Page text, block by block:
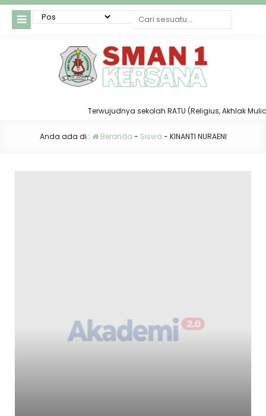
Terwujudnya sekolah RATU (Religius, Akhlak
Anda ada di : Beranda - Siswa - KINANTI NURAENI